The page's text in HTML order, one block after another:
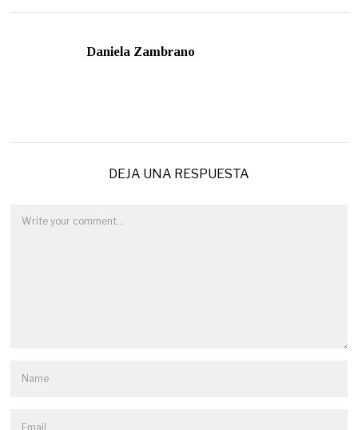
Daniela Zambrano
DEJA UNA RESPUESTA